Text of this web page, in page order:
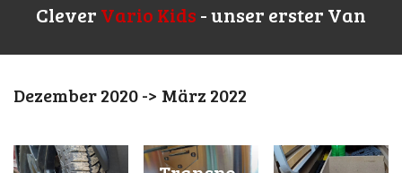
Clever Vario Kids - unser erster Van
Dezember 2020 -> März 2022